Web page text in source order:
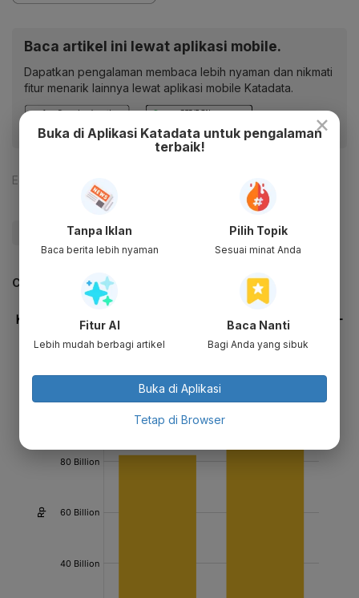
Baca artikel ini lewat aplikasi mobile.
Dapatkan pengalaman membaca lebih nyaman dan nikmati
fitur menarik lainnya lewat aplikasi mobile Katadata.
Editor:
#Properti #Update Me
CEK JUGA DATA INI
×
Buka di Aplikasi Katadata untuk pengalaman
terbaik!
Tanpa Iklan
Baca berita lebih nyaman
Pilih Topik
Sesuai minat Anda
Fitur AI
Lebih mudah berbagi artikel
Baca Nanti
Bagi Anda yang sibuk
Buka di Aplikasi
Tetap di Browser